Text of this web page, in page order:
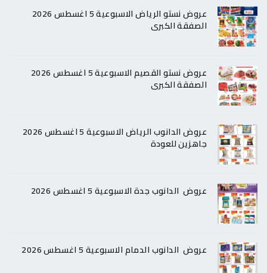
عروض نستو الرياض الاسبوعية 5 اغسطس 2026
الصفقة الكبرى
عروض نستو القصيم الاسبوعية 5 اغسطس 2026
الصفقة الكبرى
عروض الدانوب الرياض الاسبوعية 5 اغسطس 2026
جاهزين للعودة
عروض الدانوب جدة الاسبوعية 5 اغسطس 2026
عروض الدانوب الدمام الاسبوعية 5 اغسطس 2026